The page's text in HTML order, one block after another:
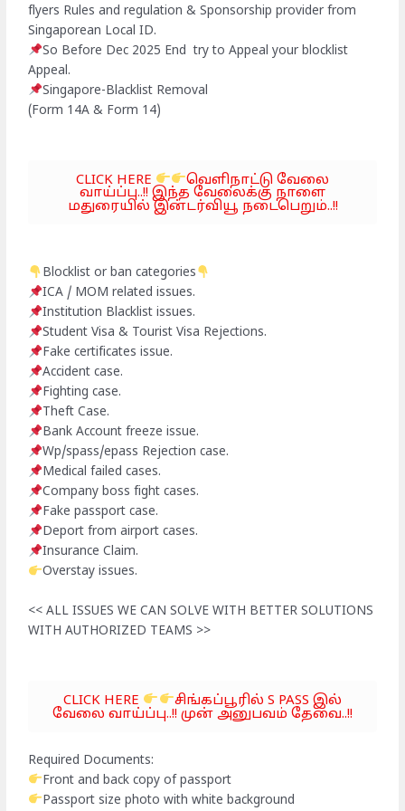
flyers Rules and regulation & Sponsorship provider from
Singaporean Local ID.
So Before Dec 2025 End try to Appeal your blocklist
Appeal.
Singapore-Blacklist Removal
(Form 14A & Form 14)
CLICK HERE வெளிநாட்டு வேலை
வாய்ப்பு..!! இந்த வேலைக்கு நாளை
மதுரையில் இன்டர்வியூ நடைபெறும்..!!
Blocklist or ban categories
ICA / MOM related issues.
Institution Blacklist issues.
Student Visa & Tourist Visa Rejections.
Fake certificates issue.
Accident case.
Fighting case.
Theft Case.
Bank Account freeze issue.
Wp/spass/epass Rejection case.
Medical failed cases.
Company boss fight cases.
Fake passport case.
Deport from airport cases.
Insurance Claim.
Overstay issues.
<< ALL ISSUES WE CAN SOLVE WITH BETTER SOLUTIONS
WITH AUTHORIZED TEAMS >>
CLICK HERE சிங்கப்பூரில் S PASS இல்
வேலை வாய்ப்பு..!! முன் அனுபவம் தேவை..!!
Required Documents:
Front and back copy of passport
Passport size photo with white background